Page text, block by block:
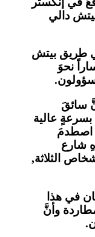
دالي
طريق بيتش
نحوَ
سائقَ
بسرعةٍ عالية
اصطدمَ
شارع
الثلاثة,
في هذا
وأنَّ